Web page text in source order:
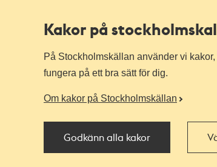
Kakor på
På Stockholmskällan använder vi
fungera på ett bra sätt för dig.
Om kakor på Stockholmskällan
Godkänn alla kakor